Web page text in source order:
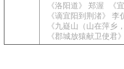
《洛阳道》 郑渥
《
《谪宜阳到荆渚》 李
《九嶷山（山在萍乡
《郡城放猿献卫使君